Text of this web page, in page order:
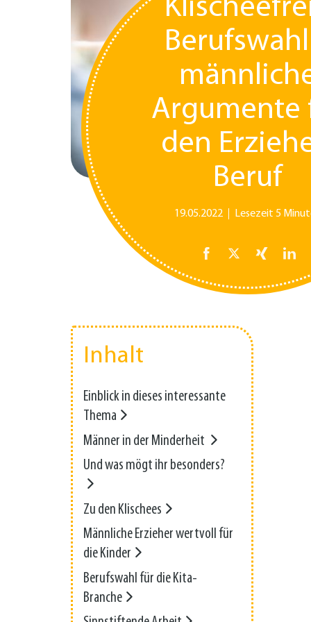
Argumente
den
Beruf
19.05.2022 Lesezeit 5
Inhalt
Einblick in dieses interessante
Thema
Männer in der Minderheit
Und was mögt ihr besonders?
Zu den Klischees
Männliche Erzieher wertvoll für
die Kinder
Berufswahl für die Kita-
Branche